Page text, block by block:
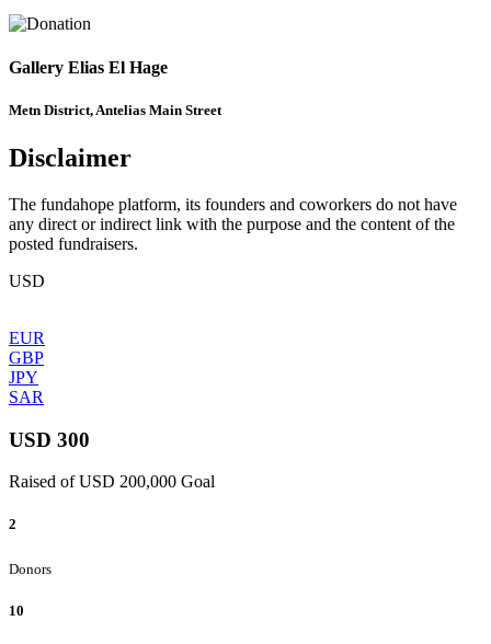
Gallery Elias El Hage
Metn District, Antelias Main Street
Disclaimer
The fundahope platform, its founders and coworkers do not have
any direct or indirect link with the purpose and the content of the
posted fundraisers.
USD
EUR
GBP
JPY
SAR
USD 300
Raised of USD 200,000 Goal
2
Donors
10